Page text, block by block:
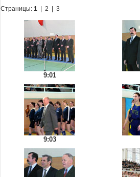
Страницы: 1 | 2 | 3
9:01
9:03